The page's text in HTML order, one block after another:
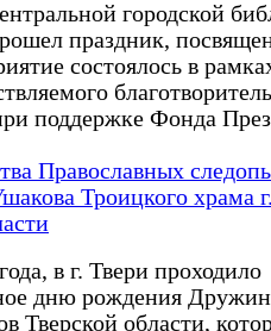
городской
праздник,
состоялось в
поддержке Фонда
Православных
Троицкого храма
в г. Твери проходило
дню рождения
Тверской области,